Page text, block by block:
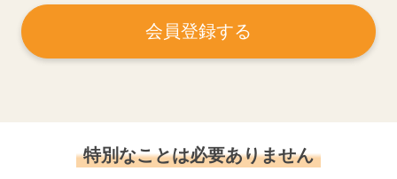
会員登録する
特別なことは必要ありません